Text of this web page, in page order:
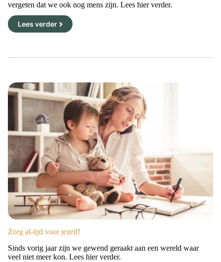
vergeten dat we ook nog mens zijn. Lees hier verder.
Lees verder
Zorg al-tijd voor jezelf!
Sinds vorig jaar zijn we gewend geraakt aan een wereld waar
veel niet meer kon. Lees hier verder.